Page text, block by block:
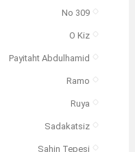
No 309
O Kiz
Payitaht Abdulhamid
Ramo
Ruya
Sadakatsiz